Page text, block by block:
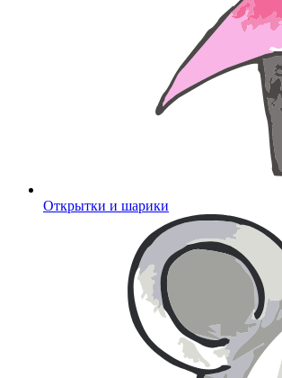
Открытки и шарики